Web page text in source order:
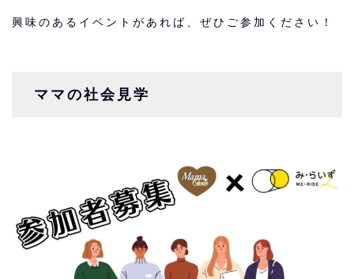
興味のあるイベントがあれば、ぜひご参加ください！
ママの社会見学